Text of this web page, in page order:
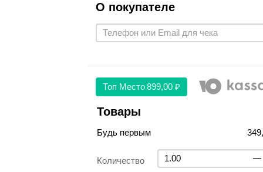
О покупателе
Топ Место 899,00 ₽
Товары
Будь первым
Количество